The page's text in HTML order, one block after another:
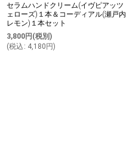
セラムハンドクリーム(イヴピアッツ
ェローズ)１本＆コーディアル(瀬戸内
レモン)１本セット
3,800円 (税別)
(税込 : 4,180 円)